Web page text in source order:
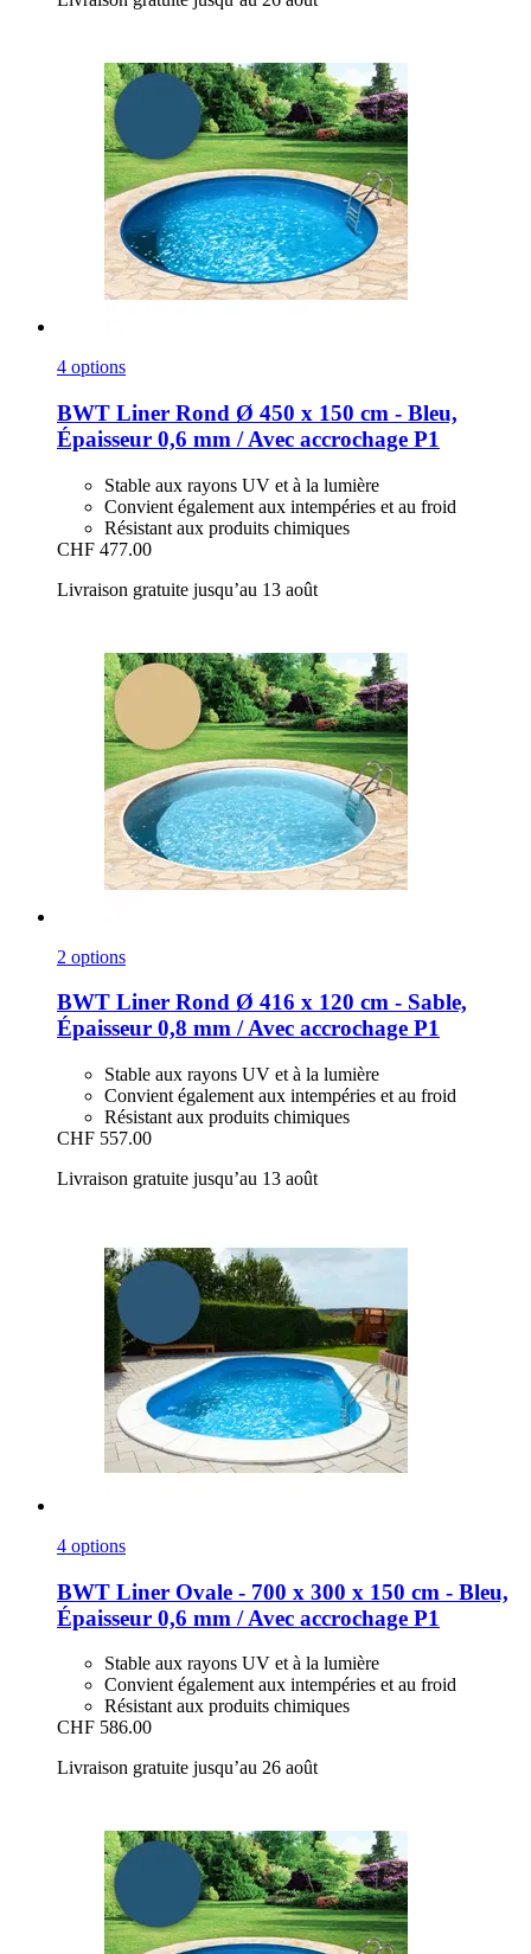
4 options
BWT Liner Rond Ø 450 x 150 cm -​ Bleu,
Épaisseur 0,6 mm / Avec accrochage P1
Stable aux rayons UV et à la lumière
Convient également aux intempéries et au froid
Résistant aux produits chimiques
CHF 477.00
Livraison gratuite jusqu’au 13 août
2 options
BWT Liner Rond Ø 416 x 120 cm -​ Sable,
Épaisseur 0,8 mm / Avec accrochage P1
Stable aux rayons UV et à la lumière
Convient également aux intempéries et au froid
Résistant aux produits chimiques
CHF 557.00
Livraison gratuite jusqu’au 13 août
4 options
BWT Liner Ovale -​ 700 x 300 x 150 cm -​ Bleu,
Épaisseur 0,6 mm / Avec accrochage P1
Stable aux rayons UV et à la lumière
Convient également aux intempéries et au froid
Résistant aux produits chimiques
CHF 586.00
Livraison gratuite jusqu’au 26 août